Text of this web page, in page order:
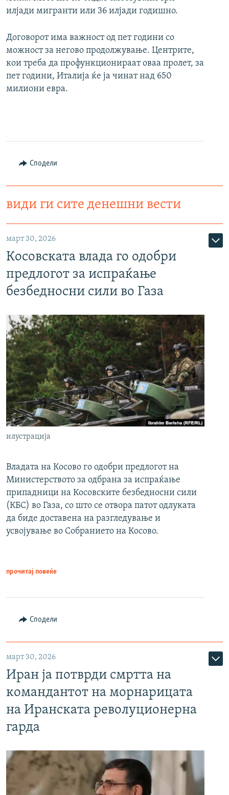
илјади мигранти или 36 илјади годишно.
Договорот има важност од пет години со
можност за негово продолжување. Центрите,
кои треба да профункционираат оваа пролет, за
пет години, Италија ќе ја чинат над 650
милиони евра.
Сподели
види ги сите денешни вести
март 30, 2026
Косовската влада го одобри
предлогот за испраќање
безбедносни сили во Газа
илустрација
Владата на Косово го одобри предлогот на
Министерството за одбрана за испраќање
припадници на Косовските безбедносни сили
(КБС) во Газа, со што се отвора патот одлуката
да биде доставена на разгледување и
усвојување во Собранието на Косово.
прочитај повеќе
Сподели
март 30, 2026
Иран ја потврди смртта на
командантот на морнарицата
на Иранската револуционерна
гарда